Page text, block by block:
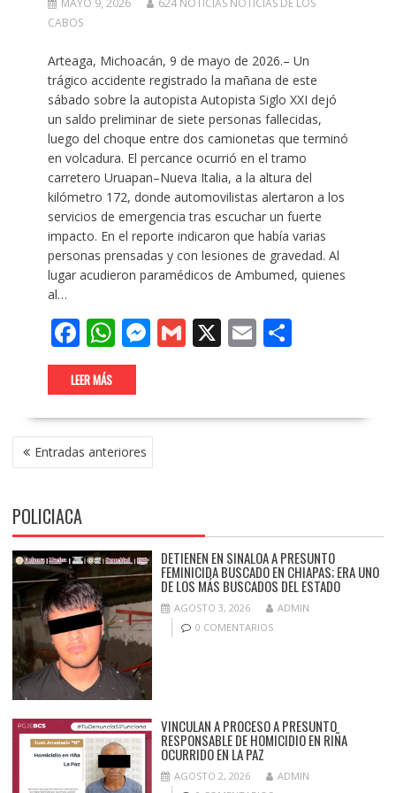
CABOS
Arteaga, Michoacán, 9 de mayo de 2026.– Un
trágico accidente registrado la mañana de este
sábado sobre la autopista Autopista Siglo XXI dejó
un saldo preliminar de siete personas fallecidas,
luego del choque entre dos camionetas que terminó
en volcadura. El percance ocurrió en el tramo
carretero Uruapan–Nueva Italia, a la altura del
kilómetro 172, donde automovilistas alertaron a los
servicios de emergencia tras escuchar un fuerte
impacto. En el reporte indicaron que había varias
personas prensadas y con lesiones de gravedad. Al
lugar acudieron paramédicos de Ambumed, quienes
al…
F
ac
e
b
o
o
k
W
h
at
s
A
p
M
e
n
g
G
l
X E
l
C
p
LEER MÁS
NAVEGACIÓN
DE Entradas anteriores
POLICIACA
DETIENEN EN SINALOA A PRESUNTO
FEMINICIDA BUSCADO EN CHIAPAS; ERA UNO
DE LOS MÁS BUSCADOS DEL ESTADO
AGOSTO 3, 2026
ADMIN
0 COMENTARIOS
VINCULAN A PROCESO A PRESUNTO
RESPONSABLE DE HOMICIDIO EN RIÑA
OCURRIDO EN LA PAZ
AGOSTO 2, 2026
ADMIN